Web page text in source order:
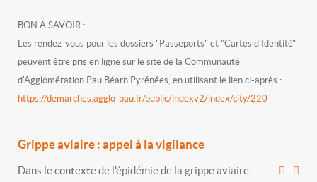
BON A SAVOIR :
Les rendez-vous pour les dossiers "Passeports" et "Cartes d'Identité"
peuvent être pris en ligne sur le site de la Communauté
d'Agglomération Pau Béarn Pyrénées, en utilisant le lien ci-après :
https://demarches.agglo-pau.fr/public/indexv2/index/city/220
Grippe aviaire : appel à la vigilance
Dans le contexte de l'épidémie de la grippe aviaire,